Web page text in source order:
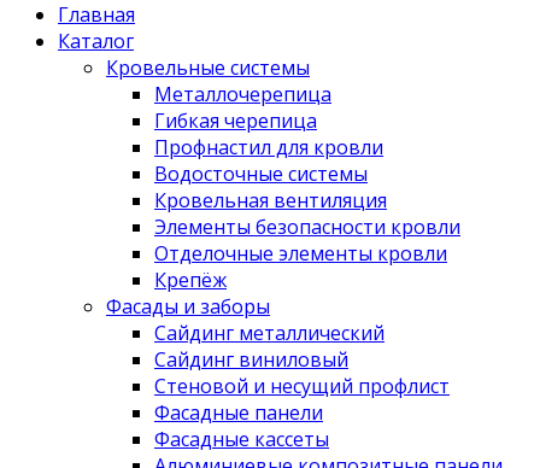
Главная
Каталог
Кровельные системы
Металлочерепица
Гибкая черепица
Профнастил для кровли
Водосточные системы
Кровельная вентиляция
Элементы безопасности кровли
Отделочные элементы кровли
Крепёж
Фасады и заборы
Сайдинг металлический
Сайдинг виниловый
Стеновой и несущий профлист
Фасадные панели
Фасадные кассеты